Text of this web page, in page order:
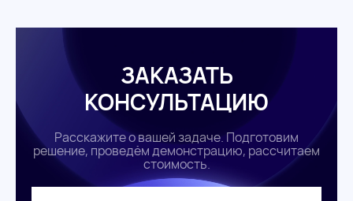
ЗАКАЗАТЬ
КОНСУЛЬТАЦИЮ
Расскажите о вашей задаче. Подготовим
решение, проведём демонстрацию, рассчитаем
стоимость.